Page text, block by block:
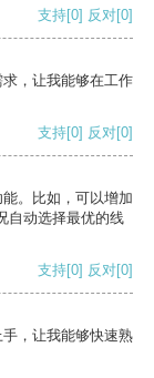
支持[0] 反对[0]
，让我能够在工作
支持[0] 反对[0]
。比如，可以增加
自动选择最优的线
支持[0] 反对[0]
，让我能够快速熟